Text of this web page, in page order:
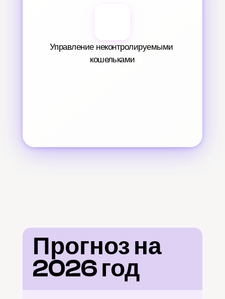
Управление неконтролируемыми
кошельками
Прогноз на
2026 год